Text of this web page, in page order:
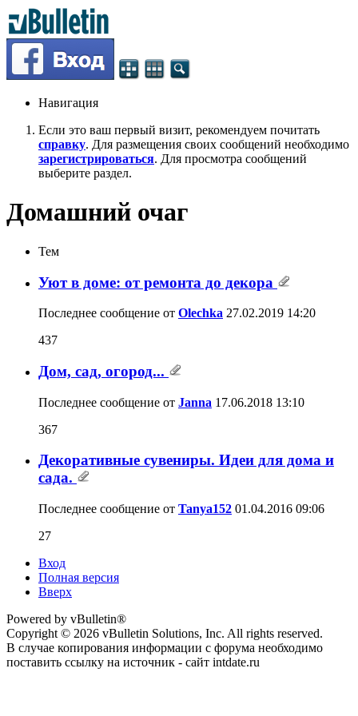
Навигация
Если это ваш первый визит, рекомендуем почитать
справку. Для размещения своих сообщений необходимо
зарегистрироваться. Для просмотра сообщений
выберите раздел.
Домашний очаг
Тем
Уют в доме: от ремонта до декора
Последнее сообщение от Olechka 27.02.2019 14:20
437
Дом, сад, огород...
Последнее сообщение от Janna 17.06.2018 13:10
367
Декоративные сувениры. Идеи для дома и
сада.
Последнее сообщение от Tanya152 01.04.2016 09:06
27
Вход
Полная версия
Вверх
Powered by vBulletin®
Copyright © 2026 vBulletin Solutions, Inc. All rights reserved.
В случае копирования информации с форума необходимо
поставить ссылку на источник - сайт intdate.ru